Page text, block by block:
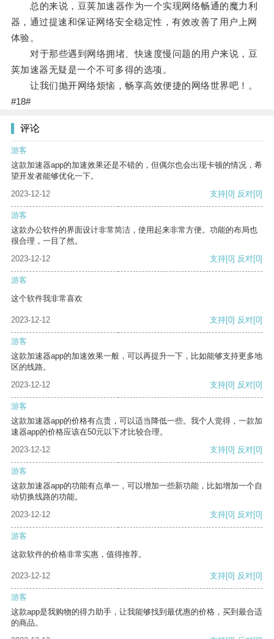
总的来说，豆荚加速器作为一个实现网络畅通的魔力利
器，通过提速和保证网络安全稳定性，有效改善了用户上网
体验。
对于那些遇到网络拥堵、快速度慢问题的用户来说，豆
荚加速器无疑是一个不可多得的选项。
让我们抛开网络烦恼，畅享高效便捷的网络世界吧！。
#18#
评论
游客
这款加速器app的加速效果还是不错的，但偶尔也会出现卡顿的情况，希
望开发者能够优化一下。
2023-12-12
支持[0] 反对[0]
游客
这款办公软件的界面设计非常简洁，使用起来非常方便。功能的布局也
很合理，一目了然。
2023-12-12
支持[0] 反对[0]
游客
这个软件我非常喜欢
2023-12-12 支持[0] 反对[0]
游客
这款加速器app的加速效果一般，可以再提升一下，比如能够支持更多地
区的线路。
2023-12-12
支持[0] 反对[0]
游客
这款加速器app的价格有点贵，可以适当降低一些。我个人觉得，一款加
速器app的价格应该在50元以下才比较合理。
2023-12-12
支持[0] 反对[0]
游客
这款加速器app的功能有点单一，可以增加一些新功能，比如增加一个自
动切换线路的功能。
2023-12-12
支持[0] 反对[0]
游客
这款软件的价格非常实惠，值得推荐。
2023-12-12 支持[0] 反对[0]
游客
这款app是我购物的得力助手，让我能够找到最优惠的价格，买到最合适
的商品。